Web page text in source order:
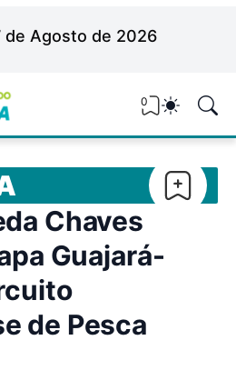
de Agosto de 2026
0
Chaves
Guajará-
de Pesca